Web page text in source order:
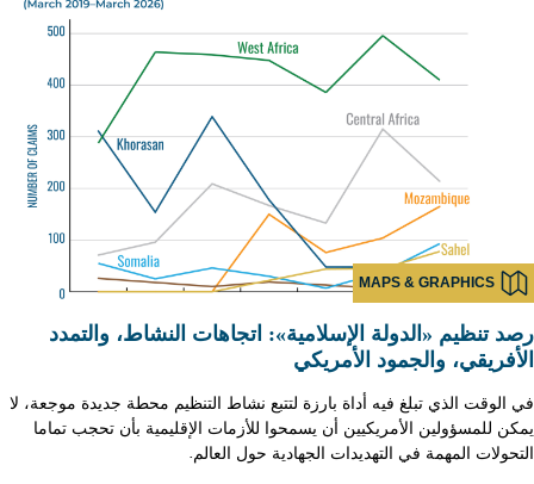
MAPS & GRAPHICS
رصد تنظيم «الدولة الإسلامية»: اتجاهات النشاط، والتمدد
الأفريقي، والجمود الأمريكي
في الوقت الذي تبلغ فيه أداة بارزة لتتبع نشاط التنظيم محطة جديدة موجعة، لا
يمكن للمسؤولين الأمريكيين أن يسمحوا للأزمات الإقليمية بأن تحجب تماما
التحولات المهمة في التهديدات الجهادية حول العالم.